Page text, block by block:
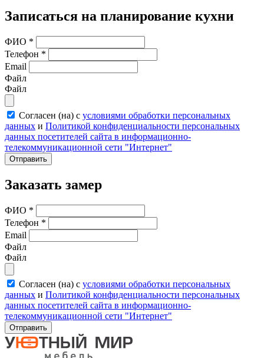
Записаться на планирование кухни
ФИО *
Телефон *
Email
Файл
Файл
Согласен (на) с условиями обработки персональных
данных и Политикой конфиденциальности персональных
данных посетителей сайта в информационно-
телекоммуникационной сети "Интернет"
Отправить
Заказать замер
ФИО *
Телефон *
Email
Файл
Файл
Согласен (на) с условиями обработки персональных
данных и Политикой конфиденциальности персональных
данных посетителей сайта в информационно-
телекоммуникационной сети "Интернет"
Отправить